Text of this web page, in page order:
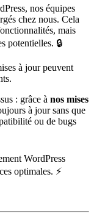
nos équipes
chez nous. Cela
mais
potentielles. 🔒
à jour peuvent
: grâce à nos mises
à jour sans que
ou de bugs
WordPress
optimales. ⚡